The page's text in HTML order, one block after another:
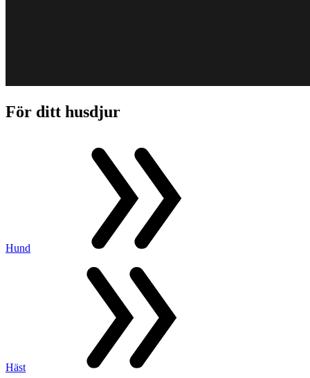
För ditt husdjur
Hund
Häst